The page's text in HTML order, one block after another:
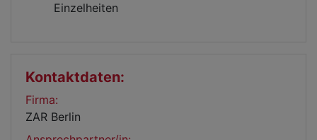
Einzelheiten
Kontaktdaten:
Firma:
ZAR Berlin